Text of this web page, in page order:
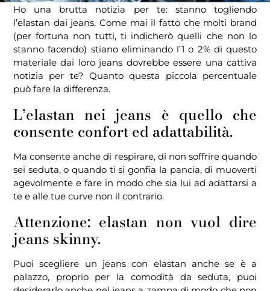
Ho una brutta notizia per te: stanno togliendo
l’elastan dai jeans. Come mai il fatto che molti brand
(per fortuna non tutti, ti indicherò quelli che non lo
stanno facendo) stiano eliminando l’1 o 2% di questo
materiale dai loro jeans dovrebbe essere una cattiva
notizia per te? Quanto questa piccola percentuale
può fare la differenza.
L’elastan nei jeans è quello che
consente confort ed adattabilità.
Ma consente anche di respirare, di non soffrire quando
sei seduta, o quando ti si gonfia la pancia, di muoverti
agevolmente e fare in modo che sia lui ad adattarsi a
te e alle tue curve non il contrario.
Attenzione: elastan non vuol dire
jeans skinny.
Puoi scegliere un jeans con elastan anche se è a
palazzo, proprio per la comodità da seduta, puoi